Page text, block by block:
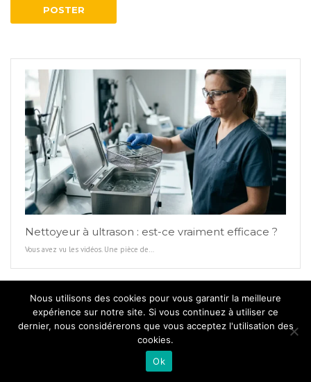
Nettoyeur à ultrason : est-ce vraiment efficace ?
Vous avez vu les vidéos. Une pièce de…
Nous utilisons des cookies pour vous garantir la meilleure
expérience sur notre site. Si vous continuez à utiliser ce
dernier, nous considérerons que vous acceptez l'utilisation des
cookies.
Ok